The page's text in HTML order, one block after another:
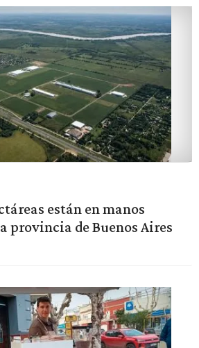
están en manos
provincia de Buenos Aires